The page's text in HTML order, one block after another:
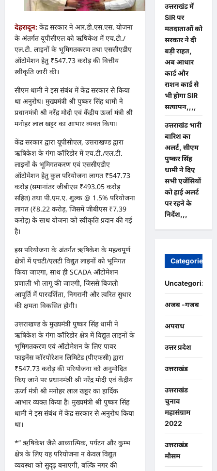
देहरादून: केंद्र सरकार ने आर.डी.एस.एस. योजना
के अंतर्गत यूपीसीएल को ऋषिकेश में एच.टी./
एल.टी. लाइनों के भूमिगतकरण तथा एससीएडीए
ऑटोमेशन हेतु ₹547.73 करोड़ की वित्तीय
स्वीकृति जारी की।
सीएम धामी ने इस संबंध में केंद्र सरकार से किया
था अनुरोध। मुख्यमंत्री श्री पुष्कर सिंह धामी ने
प्रधानमंत्री श्री नरेंद्र मोदी एवं केंद्रीय ऊर्जा मंत्री श्री
मनोहर लाल खट्टर का आभार व्यक्त किया।
केंद्र सरकार द्वारा यूपीसीएल, उत्तराखण्ड द्वारा
ऋषिकेश के गंगा कॉरिडोर में एच.टी./एल.टी.
लाइनों के भूमिगतकरण एवं एससीएडीए
ऑटोमेशन हेतु कुल परियोजना लागत ₹547.73
करोड़ (समानांतर जीबीएस ₹493.05 करोड़
सहित) तथा पी.एम.ए. शुल्क @ 1.5% परियोजना
लागत (₹8.22 करोड़, जिसमें जीबीएस ₹7.39
करोड़) के साथ योजना को स्वीकृति प्रदान की गई
है।
इस परियोजना के अंतर्गत ऋषिकेश के महत्वपूर्ण
क्षेत्रों में एचटी/एलटी विद्युत लाइनों को भूमिगत
किया जाएगा, साथ ही SCADA ऑटोमेशन
प्रणाली भी लागू की जाएगी, जिससे बिजली
आपूर्ति में पारदर्शिता, निगरानी और त्वरित सुधार
की क्षमता विकसित होगी।
उत्तराखण्ड के मुख्यमंत्री पुष्कर सिंह धामी ने
ऋषिकेश के गंगा कॉरिडोर क्षेत्र में विद्युत लाइनों के
भूमिगतकरण एवं ऑटोमेशन के लिए पावर
फाइनेंस कॉरपोरेशन लिमिटेड (पीएफसी) द्वारा
₹547.73 करोड़ की परियोजना को अनुमोदित
किए जाने पर प्रधानमंत्री श्री नरेंद्र मोदी एवं केंद्रीय
ऊर्जा मंत्री श्री मनोहर लाल खट्टर का हार्दिक
आभार व्यक्त किया है। मुख्यमंत्री श्री पुष्कर सिंह
धामी ने इस संबंध में केंद्र सरकार से अनुरोध किया
था।
*” ऋषिकेश जैसे आध्यात्मिक, पर्यटन और कुम्भ
क्षेत्र के लिए यह परियोजना न केवल विद्युत
व्यवस्था को सुदृढ़ बनाएगी, बल्कि नगर की
उत्तराखंड में
SIR पर
मतदाताओं को
सरकार ने दी
बड़ी राहत,
अब आधार
कार्ड और
राशन कार्ड से
भी होगा SIR
सत्यापन,,,,
उत्तराखंड भारी
बारिश का
अलर्ट, सीएम
पुष्कर सिंह
धामी ने दिए
सभी एजेंसियों
को हाई अलर्ट
पर रहने के
निर्देश,,,
Categories
Uncategorized
अजब -गजब
अपराध
उत्तर प्रदेश
उत्तराखंड
उत्तराखंड
चुनाव
महासंग्राम
2022
उत्तराखंड
मौसम